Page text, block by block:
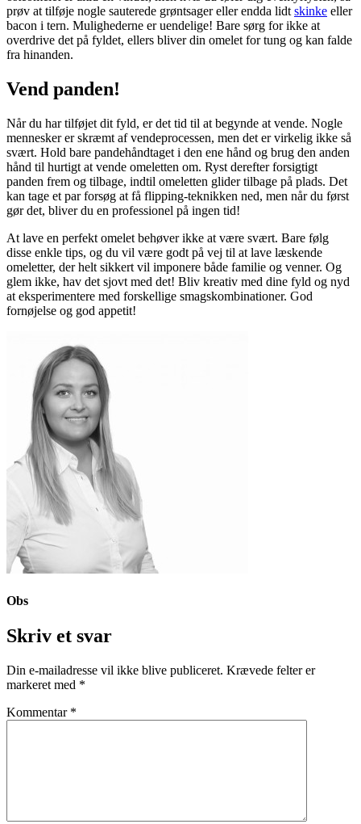
prøv at tilføje nogle sauterede grøntsager eller endda lidt skinke eller
bacon i tern. Mulighederne er uendelige! Bare sørg for ikke at
overdrive det på fyldet, ellers bliver din omelet for tung og kan falde
fra hinanden.
Vend panden!
Når du har tilføjet dit fyld, er det tid til at begynde at vende. Nogle
mennesker er skræmt af vendeprocessen, men det er virkelig ikke så
svært. Hold bare pandehåndtaget i den ene hånd og brug den anden
hånd til hurtigt at vende omeletten om. Ryst derefter forsigtigt
panden frem og tilbage, indtil omeletten glider tilbage på plads. Det
kan tage et par forsøg at få flipping-teknikken ned, men når du først
gør det, bliver du en professionel på ingen tid!
At lave en perfekt omelet behøver ikke at være svært. Bare følg
disse enkle tips, og du vil være godt på vej til at lave læskende
omeletter, der helt sikkert vil imponere både familie og venner. Og
glem ikke, hav det sjovt med det! Bliv kreativ med dine fyld og nyd
at eksperimentere med forskellige smagskombinationer. God
fornøjelse og god appetit!
Obs
Skriv et svar
Din e-mailadresse vil ikke blive publiceret. Krævede felter er
markeret med *
Kommentar *